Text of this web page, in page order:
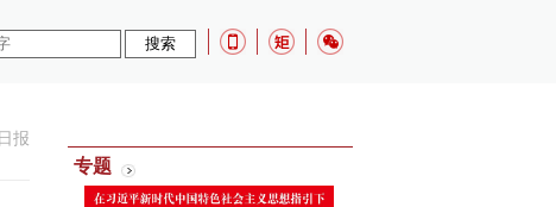
报
专题